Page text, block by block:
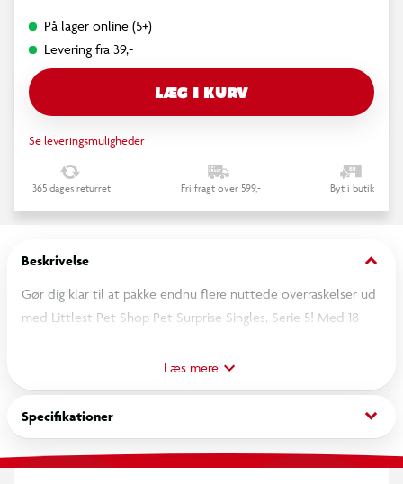
På lager online (5+)
Levering fra 39,-
LÆG I KURV
Se leveringsmuligheder
365 dages returret Fri fragt over 599,- Byt i butik
Beskrivelse keyboard_arrow_down
Gør dig klar til at pakke endnu flere nuttede overraskelser ud
med Littlest Pet Shop Pet Surprise Singles, Serie 5! Med 18
personlighed, mode og stil. Hver pungformet æske gemmer på
1 mystery-kæledyr, 1 tematilbehør og et samlekort, der
afslører dit kæledyrs personlighed og sjældenhed.
Denne sæson introducerer fanfavoritter som den legesyge
Læs mere
Specifikationer keyboard_arrow_down